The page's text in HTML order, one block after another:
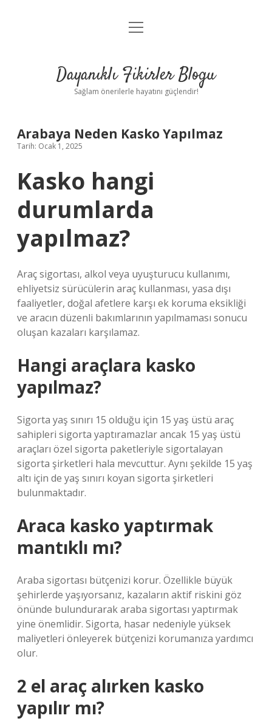
Anasayfa
Yasal Uyarı
menüyü
Dayanıklı Fikirler Blogu
Sağlam önerilerle hayatını güçlendir!
Arabaya Neden Kasko Yapılmaz
Tarih: Ocak 1, 2025
Kasko hangi
durumlarda
yapılmaz?
Araç sigortası, alkol veya uyuşturucu kullanımı,
ehliyetsiz sürücülerin araç kullanması, yasa dışı
faaliyetler, doğal afetlere karşı ek koruma eksikliği
ve aracın düzenli bakımlarının yapılmaması sonucu
oluşan kazaları karşılamaz.
Hangi araçlara kasko
yapılmaz?
Sigorta yaş sınırı 15 olduğu için 15 yaş üstü araç
sahipleri sigorta yaptıramazlar ancak 15 yaş üstü
araçları özel sigorta paketleriyle sigortalayan
sigorta şirketleri hala mevcuttur. Aynı şekilde 15 yaş
altı için de yaş sınırı koyan sigorta şirketleri
bulunmaktadır.
Araca kasko yaptırmak
mantıklı mı?
Araba sigortası bütçenizi korur. Özellikle büyük
şehirlerde yaşıyorsanız, kazaların aktif riskini göz
önünde bulundurarak araba sigortası yaptırmak
yine önemlidir. Sigorta, hasar nedeniyle yüksek
maliyetleri önleyerek bütçenizi korumanıza yardımcı
olur.
2 el araç alırken kasko
yapılır mı?